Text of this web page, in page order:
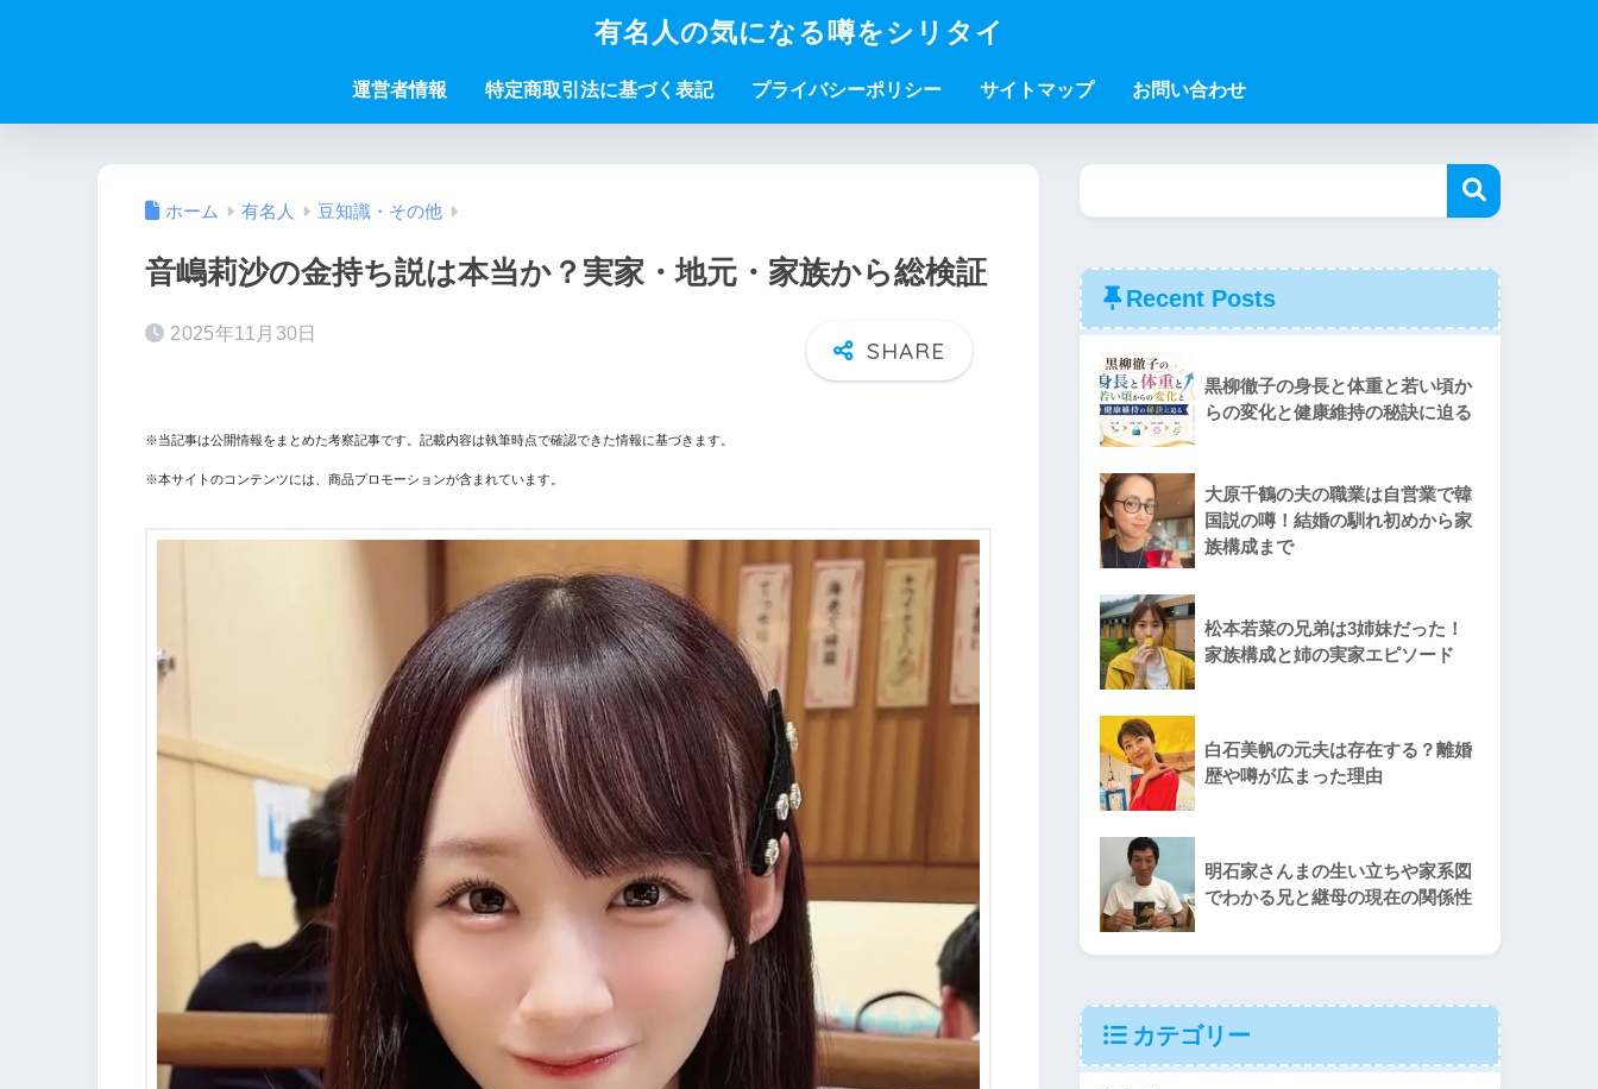
有名人の気になる噂をシリタイ
運営者情報 特定商取引法に基づく表記 プライバシーポリシー サイトマップ お問い合わせ
ホーム 有名人 豆知識・その他
音嶋莉沙の金持ち説は本当か？実家・地元・家族から総検証
2025年11月30日
※当記事は公開情報をまとめた考察記事です。記載内容は執筆時点で確認できた情報に基づきます。
※本サイトのコンテンツには、商品プロモーションが含まれています。
Recent Posts
黒柳徹子の身長と体重と若い頃か
らの変化と健康維持の秘訣に迫る
大原千鶴の夫の職業は自営業で韓
国説の噂！結婚の馴れ初めから家
族構成まで
松本若菜の兄弟は3姉妹だった！
家族構成と姉の実家エピソード
白石美帆の元夫は存在する？離婚
歴や噂が広まった理由
明石家さんまの生い立ちや家系図
でわかる兄と継母の現在の関係性
カテゴリー